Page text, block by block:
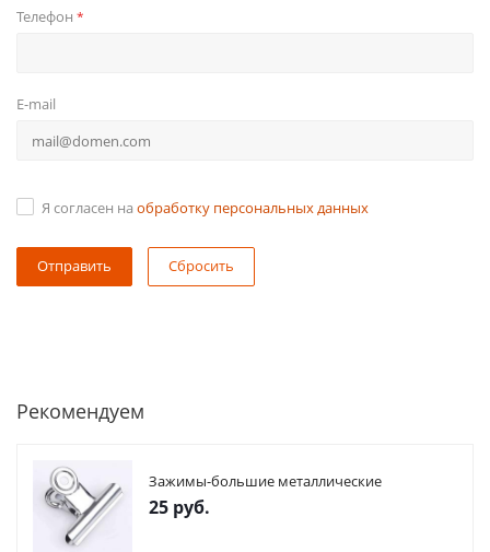
Телефон *
E-mail
Я согласен на обработку персональных данных
Сбросить
Рекомендуем
Зажимы-большие металлические
25 руб.